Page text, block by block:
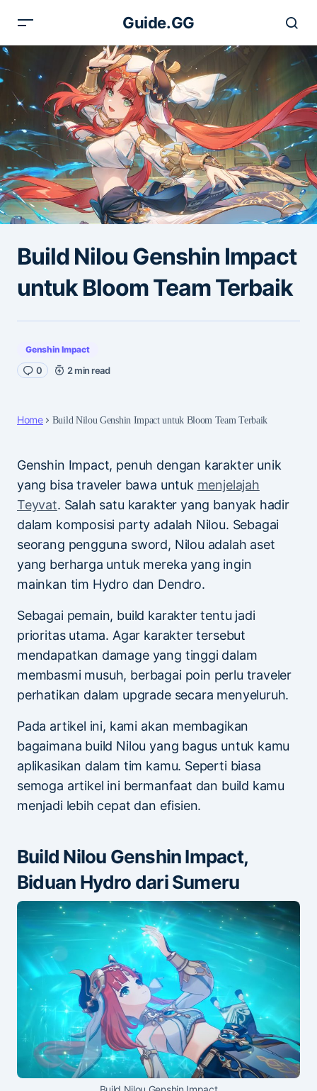
Guide.GG
Build Nilou Genshin Impact
untuk Bloom Team Terbaik
Genshin Impact
0 2 min read
Home Build Nilou Genshin Impact untuk Bloom Team Terbaik
Genshin Impact, penuh dengan karakter unik
yang bisa traveler bawa untuk menjelajah
Teyvat. Salah satu karakter yang banyak hadir
dalam komposisi party adalah Nilou. Sebagai
seorang pengguna sword, Nilou adalah aset
yang berharga untuk mereka yang ingin
mainkan tim Hydro dan Dendro.
Sebagai pemain, build karakter tentu jadi
prioritas utama. Agar karakter tersebut
mendapatkan damage yang tinggi dalam
membasmi musuh, berbagai poin perlu traveler
perhatikan dalam upgrade secara menyeluruh.
Pada artikel ini, kami akan membagikan
bagaimana build Nilou yang bagus untuk kamu
aplikasikan dalam tim kamu. Seperti biasa
semoga artikel ini bermanfaat dan build kamu
menjadi lebih cepat dan efisien.
Build Nilou Genshin Impact,
Biduan Hydro dari Sumeru